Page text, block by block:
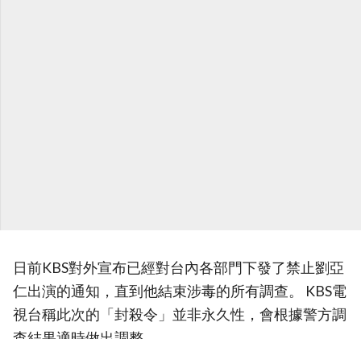
日前KBS對外宣布已經對台內各部門下發了禁止劉亞
仁出演的通知，直到他結束涉毒的所有調查。 KBS電
視台稱此次的「封殺令」並非永久性，會根據警方調